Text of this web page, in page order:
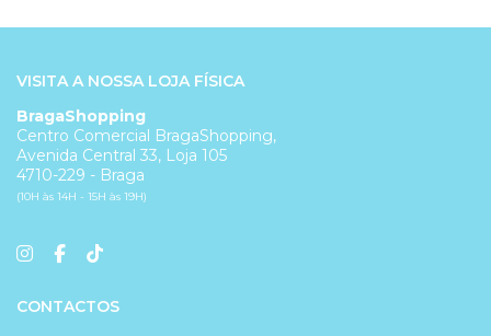
VISITA A NOSSA LOJA FÍSICA
BragaShopping
Centro Comercial BragaShopping,
Avenida Central 33, Loja 105
4710-229 - Braga
(10H às 14H - 15H às 19H)
CONTACTOS